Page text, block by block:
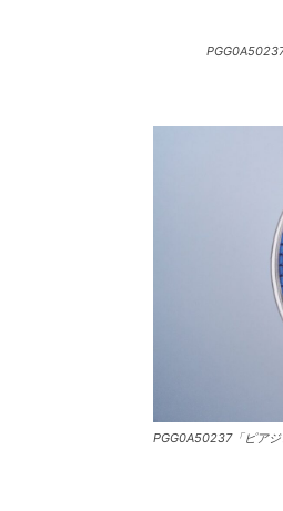
PGG0A50237「ピア